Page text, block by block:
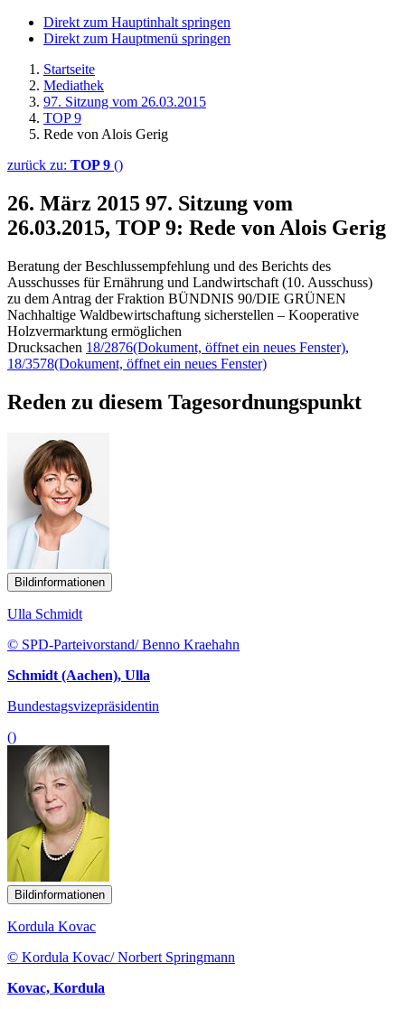
Direkt zum Hauptinhalt springen
Direkt zum Hauptmenü springen
Startseite
Mediathek
97. Sitzung vom 26.03.2015
TOP 9
Rede von Alois Gerig
zurück zu: TOP 9 ()
26. März 2015 97. Sitzung vom
26.03.2015, TOP 9: Rede von Alois Gerig
Beratung der Beschlussempfehlung und des Berichts des
Ausschusses für Ernährung und Landwirtschaft (10. Ausschuss)
zu dem Antrag der Fraktion BÜNDNIS 90/DIE GRÜNEN
Nachhaltige Waldbewirtschaftung sicherstellen – Kooperative
Holzvermarktung ermöglichen
Drucksachen 18/2876(Dokument, öffnet ein neues Fenster),
18/3578(Dokument, öffnet ein neues Fenster)
Reden zu diesem Tagesordnungspunkt
Bildinformationen
Ulla Schmidt
© SPD-Parteivorstand/ Benno Kraehahn
Schmidt (Aachen), Ulla
Bundestagsvizepräsidentin
()
Bildinformationen
Kordula Kovac
© Kordula Kovac/ Norbert Springmann
Kovac, Kordula